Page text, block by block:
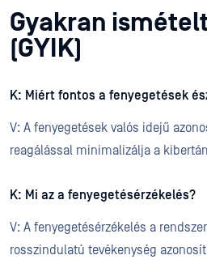
Gyakran
(GYIK)
K: Miért fontos a fenyegetések
V: A fenyegetések valós idejű
reagálással minimalizálja a
K: Mi az a fenyegetésérzékelés?
V: A fenyegetésérzékelés a
rosszindulatú tevékenység